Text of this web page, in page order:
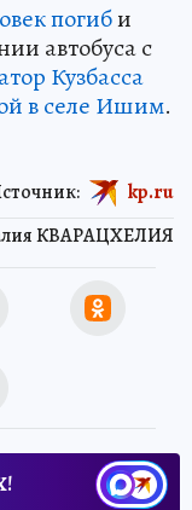
погиби
автобуса с
Кузбасса
в селе Ишим.
КВАРАЦХЕЛИЯ
kp.ru